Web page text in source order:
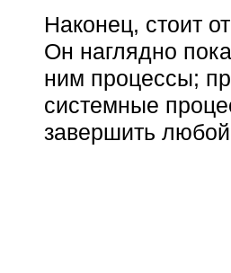
Наконец, стоит
Он наглядно
ним процессы;
системные
завершить